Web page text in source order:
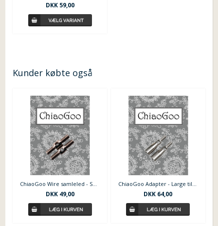
DKK 59,00
Kunder købte også
ChiaoGoo Wire samleled - SMALL
DKK 49,00
ChiaoGoo Adapter - Large til Small
DKK 64,00